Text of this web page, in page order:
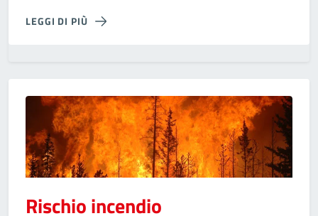
LEGGI DI PIÙ
Rischio incendio